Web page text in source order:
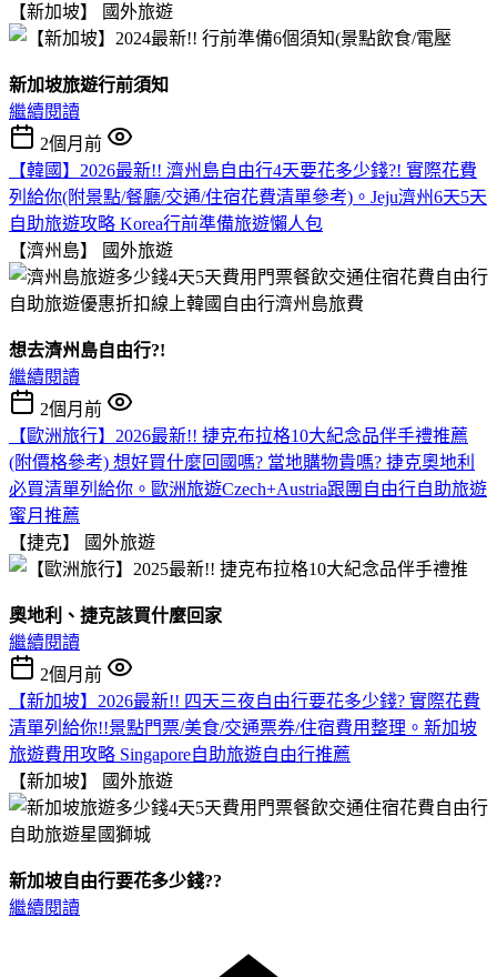
【新加坡】
國外旅遊
新加坡旅遊行前須知
繼續閱讀
2個月前
【韓國】2026最新!! 濟州島自由行4天要花多少錢?! 實際花費
列給你(附景點/餐廳/交通/住宿花費清單參考)。Jeju濟州6天5天
自助旅遊攻略 Korea行前準備旅遊懶人包
【濟州島】
國外旅遊
想去濟州島自由行?!
繼續閱讀
2個月前
【歐洲旅行】2026最新!! 捷克布拉格10大紀念品伴手禮推薦
(附價格參考) 想好買什麼回國嗎? 當地購物貴嗎? 捷克奧地利
必買清單列給你。歐洲旅遊Czech+Austria跟團自由行自助旅遊
蜜月推薦
【捷克】
國外旅遊
奧地利、捷克該買什麼回家
繼續閱讀
2個月前
【新加坡】2026最新!! 四天三夜自由行要花多少錢? 實際花費
清單列給你!!景點門票/美食/交通票券/住宿費用整理。新加坡
旅遊費用攻略 Singapore自助旅遊自由行推薦
【新加坡】
國外旅遊
新加坡自由行要花多少錢??
繼續閱讀